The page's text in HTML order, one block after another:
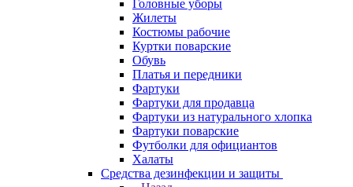
Головные уборы
Жилеты
Костюмы рабочие
Куртки поварские
Обувь
Платья и передники
Фартуки
Фартуки для продавца
Фартуки из натурального хлопка
Фартуки поварские
Футболки для официантов
Халаты
Средства дезинфекции и защиты